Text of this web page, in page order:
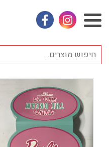
אינסטגראם
פייסבוק
אחסון
אמבטיה
באק טו סקול